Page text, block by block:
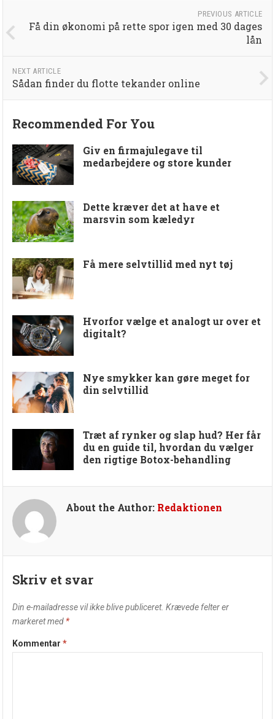
PREVIOUS ARTICLE
Få din økonomi på rette spor igen med 30 dages
lån
NEXT ARTICLE
Sådan finder du flotte tekander online
Recommended For You
Giv en firmajulegave til
medarbejdere og store kunder
Dette kræver det at have et
marsvin som kæledyr
Få mere selvtillid med nyt tøj
Hvorfor vælge et analogt ur over et
digitalt?
Nye smykker kan gøre meget for
din selvtillid
Træt af rynker og slap hud? Her får
du en guide til, hvordan du vælger
den rigtige Botox-behandling
About the Author: Redaktionen
Skriv et svar
Din e-mailadresse vil ikke blive publiceret. Krævede felter er
markeret med *
Kommentar*